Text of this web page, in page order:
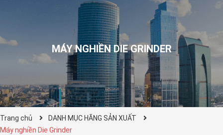
MÁY NGHIỀN DIE GRINDER
Trang chủ
DANH MỤC HÃNG SẢN XUẤT
Máy nghiền Die Grinder